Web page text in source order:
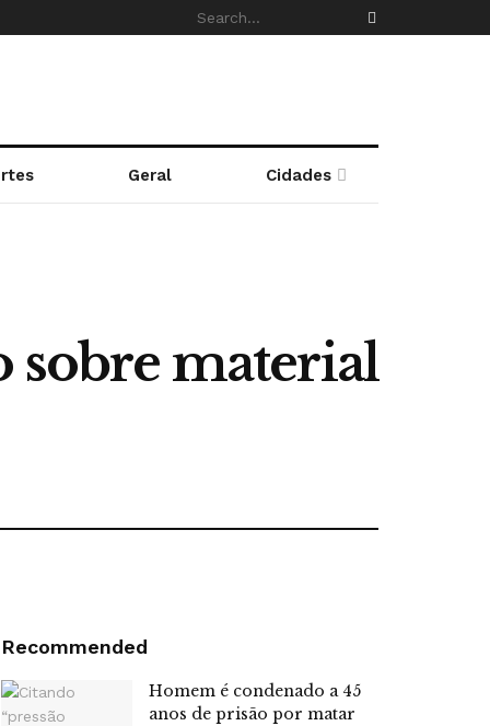
Geral Cidades
sobre material
Recommended
Homem é condenado a 45
anos de prisão por matar